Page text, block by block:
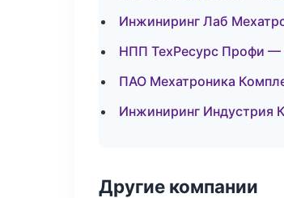
Инжиниринг Лаб
НПП ТехРесурс Профи —
ПАО Мехатроника
Инжиниринг Индустрия
Другие компании